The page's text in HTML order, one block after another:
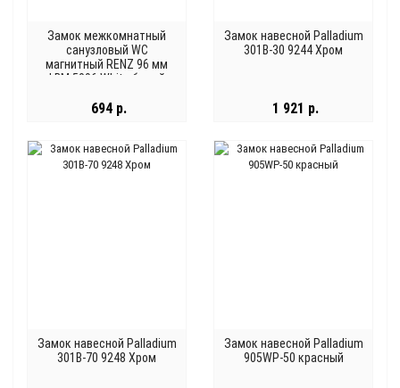
Замок межкомнатный
санузловый WC
магнитный RENZ 96 мм
LBM 5096 White белый
694 р.
Замок навесной Palladium
301B-30 9244 Хром
1 921 р.
Замок навесной Palladium
301B-70 9248 Хром
Замок навесной Palladium
905WP-50 красный